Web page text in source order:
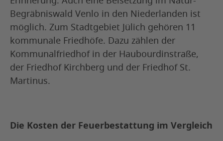
Begräbniswald Venlo in den Niederlanden ist
möglich. Zum Stadtgebiet Jülich gehören 11
kommunale Friedhöfe. Dazu zählen der
Kommunalfriedhof in der Haubourdinstraße,
der Friedhof Kirchberg und der Friedhof St.
Martinus.
Die Kosten der Feuerbestattung im Vergleich